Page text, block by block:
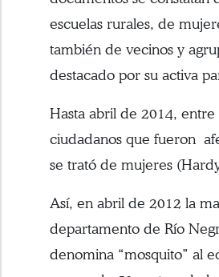
escuelas rurales, de
también de vecinos y
destacado por su activa
Hasta abril de 2014,
ciudadanos que fueron
se trató de mujeres
Así, en abril de 2012 la
departamento de Río
denomina “mosquito” al